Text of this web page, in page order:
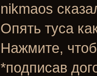
nikmaos
Опять туса
Нажмите,
*подписав